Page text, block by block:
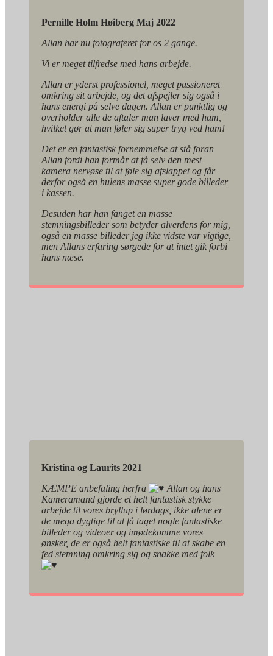
Pernille Holm Høiberg Maj 2022
Allan har nu fotograferet for os 2 gange.
Vi er meget tilfredse med hans arbejde.
Allan er yderst professionel, meget passioneret
omkring sit arbejde, og det afspejler sig også i
hans energi på selve dagen. Allan er punktlig og
overholder alle de aftaler man laver med ham,
hvilket gør at man føler sig super tryg ved ham!
Det er en fantastisk fornemmelse at stå foran
Allan fordi han formår at få selv den mest
kamera nervøse til at føle sig afslappet og får
derfor også en hulens masse super gode billeder
i kassen.
Desuden har han fanget en masse
stemningsbilleder som betyder alverdens for mig,
også en masse billeder jeg ikke vidste var vigtige,
men Allans erfaring sørgede for at intet gik forbi
hans næse.
Kristina og Laurits 2021
KÆMPE anbefaling herfra
Allan og hans
Kameramand gjorde et helt fantastisk stykke
arbejde til vores bryllup i lørdags, ikke alene er
de mega dygtige til at få taget nogle fantastiske
billeder og videoer og imødekomme vores
ønsker, de er også helt fantastiske til at skabe en
fed stemning omkring sig og snakke med folk